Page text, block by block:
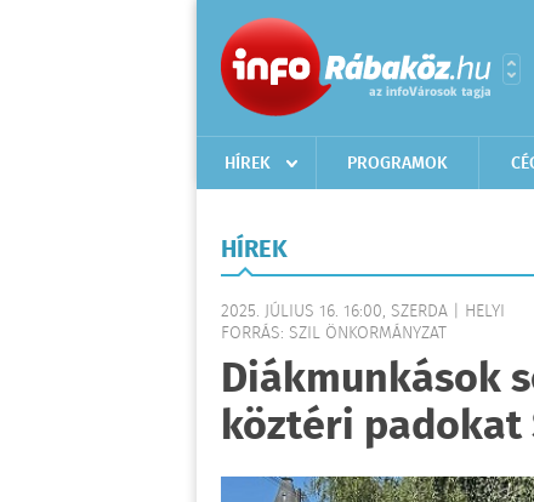
HÍREK PROGRAMOK
HÍREK
2025. JÚLIUS 16. 16:00, SZERDA | HELYI
FORRÁS: SZIL ÖNKORMÁNYZAT
Diákmunkások
köztéri padokat